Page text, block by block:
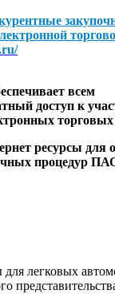
всем
доступ к
ресурсы для
процедур
легковых